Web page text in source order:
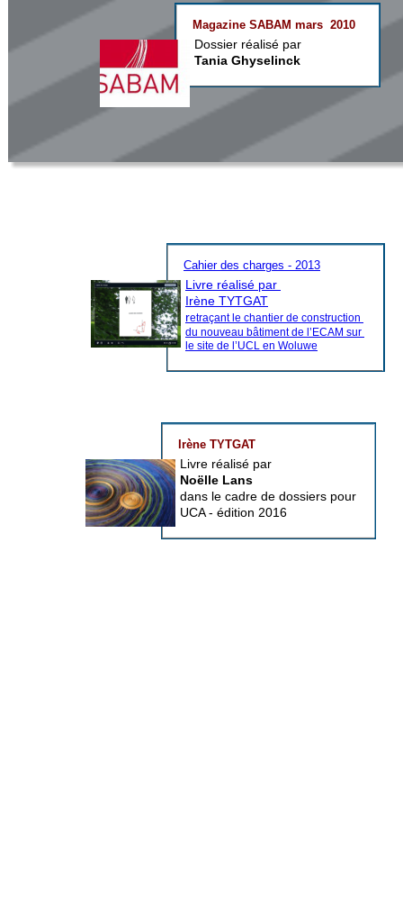
Magazine SABAM mars  2010
Dossier réalisé par
Tania Ghyselinck
Cahier des charges - 2013
Livre réalisé par
Irène TYTGAT
retraçant le chantier de construction
du nouveau bâtiment de l’ECAM sur
le site de l’UCL en Woluwe
Irène TYTGAT
Livre réalisé par
Noëlle Lans
dans le cadre de dossiers pour
UCA - édition 2016